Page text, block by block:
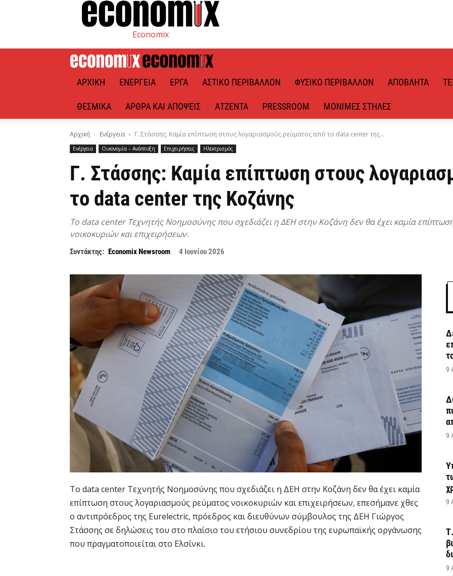
Economix
ΑΡΧΙΚΉ ΕΝΈΡΓΕΙΑ ΈΡΓΑ ΑΣΤΙΚΌ ΠΕΡΙΒΆΛΛΟΝ ΦΥΣΙΚΌ ΠΕΡΙΒΆΛΛΟΝ ΑΠΌΒΛΗΤΑ
ΘΕΣΜΙΚΆ ΆΡΘΡΑ ΚΑΙ ΑΠΌΨΕΙΣ ΑΤΖΈΝΤΑ PRESSROOM ΜΌΝΙΜΕΣ ΣΤΉΛΕΣ
Αρχική Ενέργεια Γ. Στάσσης: Καμία επίπτωση στους λογαριασμούς ρεύματος από το data center της...
Ενέργεια Οικονομία – Ανάπτυξη Επιχειρήσεις Ηλεκτρισμός
Γ. Στάσσης: Καμία επίπτωση στους
το data center της Κοζάνης
Το data center Τεχνητής Νοημοσύνης που σχεδιάζει η ΔΕΗ στην Κοζάνη δεν θα έχει καμία
νοικοκυριών και επιχειρήσεων.
Συντάκτης: Economix Newsroom 4 Ιουνίου 2026
Το data center Τεχνητής Νοημοσύνης που σχεδιάζει η ΔΕΗ στην Κοζάνη δεν θα έχει καμία
επίπτωση στους λογαριασμούς ρεύματος νοικοκυριών και επιχειρήσεων, επεσήμανε χθες
ο αντιπρόεδρος της Eurelectric, πρόεδρος και διευθύνων σύμβουλος της ΔΕΗ Γιώργος
Στάσσης σε δηλώσεις του στο πλαίσιο του ετήσιου συνεδρίου της ευρωπαϊκής οργάνωσης
που πραγματοποιείται στο Ελσίνκι.
9
9
9
9